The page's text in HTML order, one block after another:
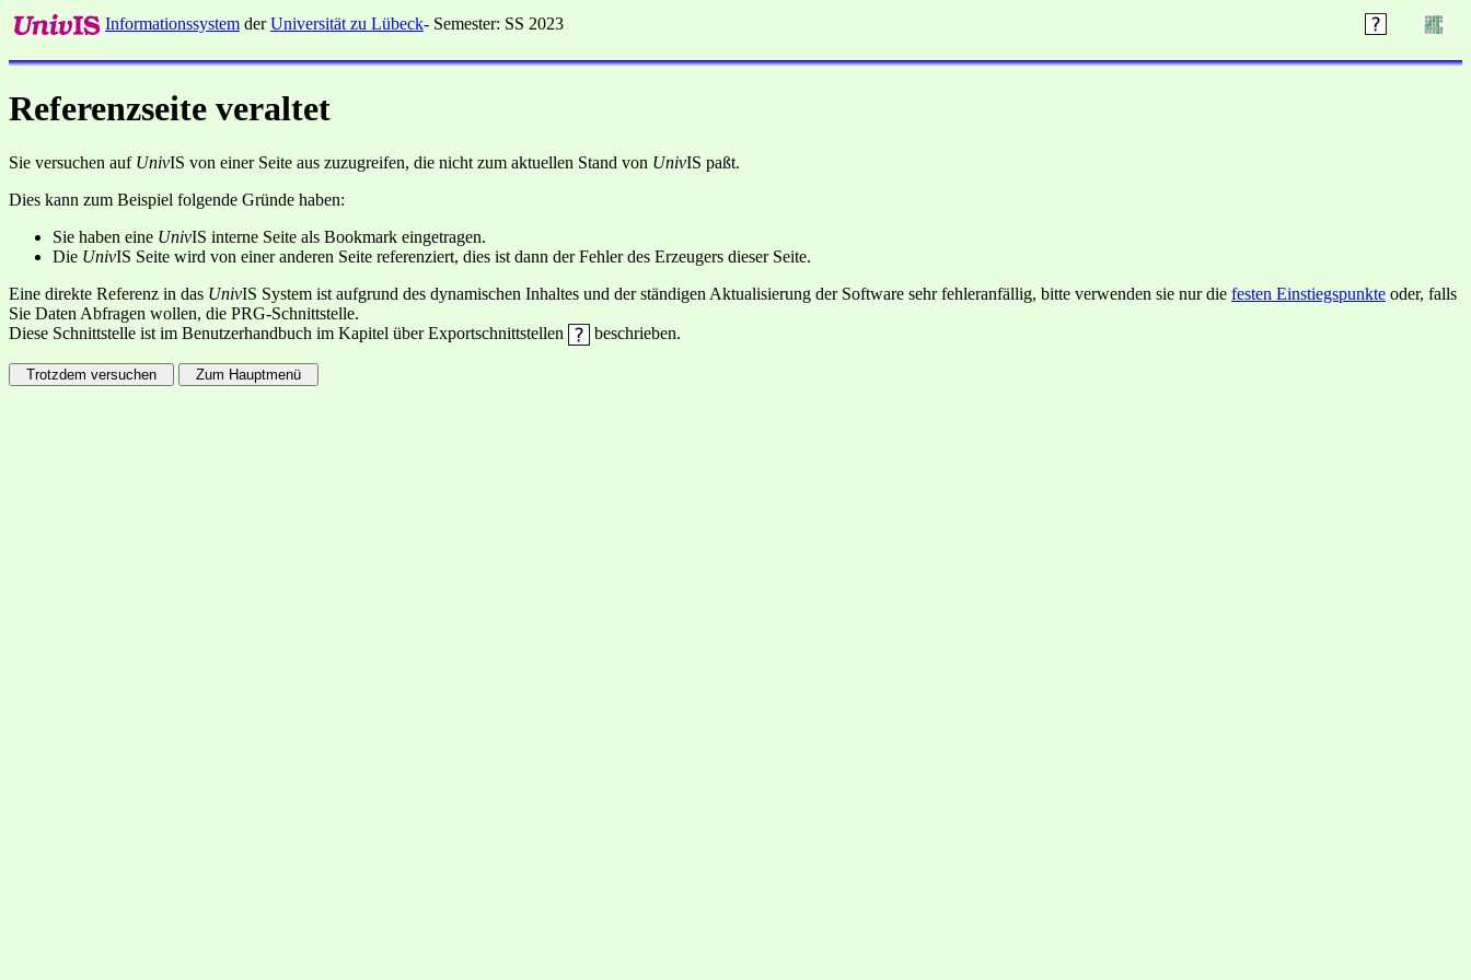
Informationssystem derUniversität zu Lübeck- Semester: SS 2023
Referenzseite veraltet
Sie versuchen auf UnivIS von einer Seite aus zuzugreifen, die nicht zum aktuellen Stand von UnivIS paßt.
Dies kann zum Beispiel folgende Gründe haben:
Sie haben eine UnivIS interne Seite als Bookmark eingetragen.
Die UnivIS Seite wird von einer anderen Seite referenziert, dies ist dann der Fehler des Erzeugers dieser Seite.
Eine direkte Referenz in das UnivIS System ist aufgrund des dynamischen Inhaltes und der ständigen Aktualisierung der Software sehr fehleranfällig, bitte verwenden sie nur die festen Einstiegspunkte oder, falls
Sie Daten Abfragen wollen, die PRG-Schnittstelle.
Diese Schnittstelle ist im Benutzerhandbuch im Kapitel über Exportschnittstellen
beschrieben.